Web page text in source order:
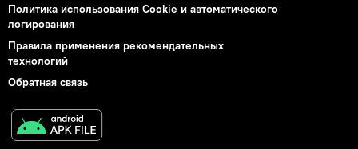
Политика использования Cookie и автоматического
логирования
Правила применения рекомендательных
технологий
Обратная связь